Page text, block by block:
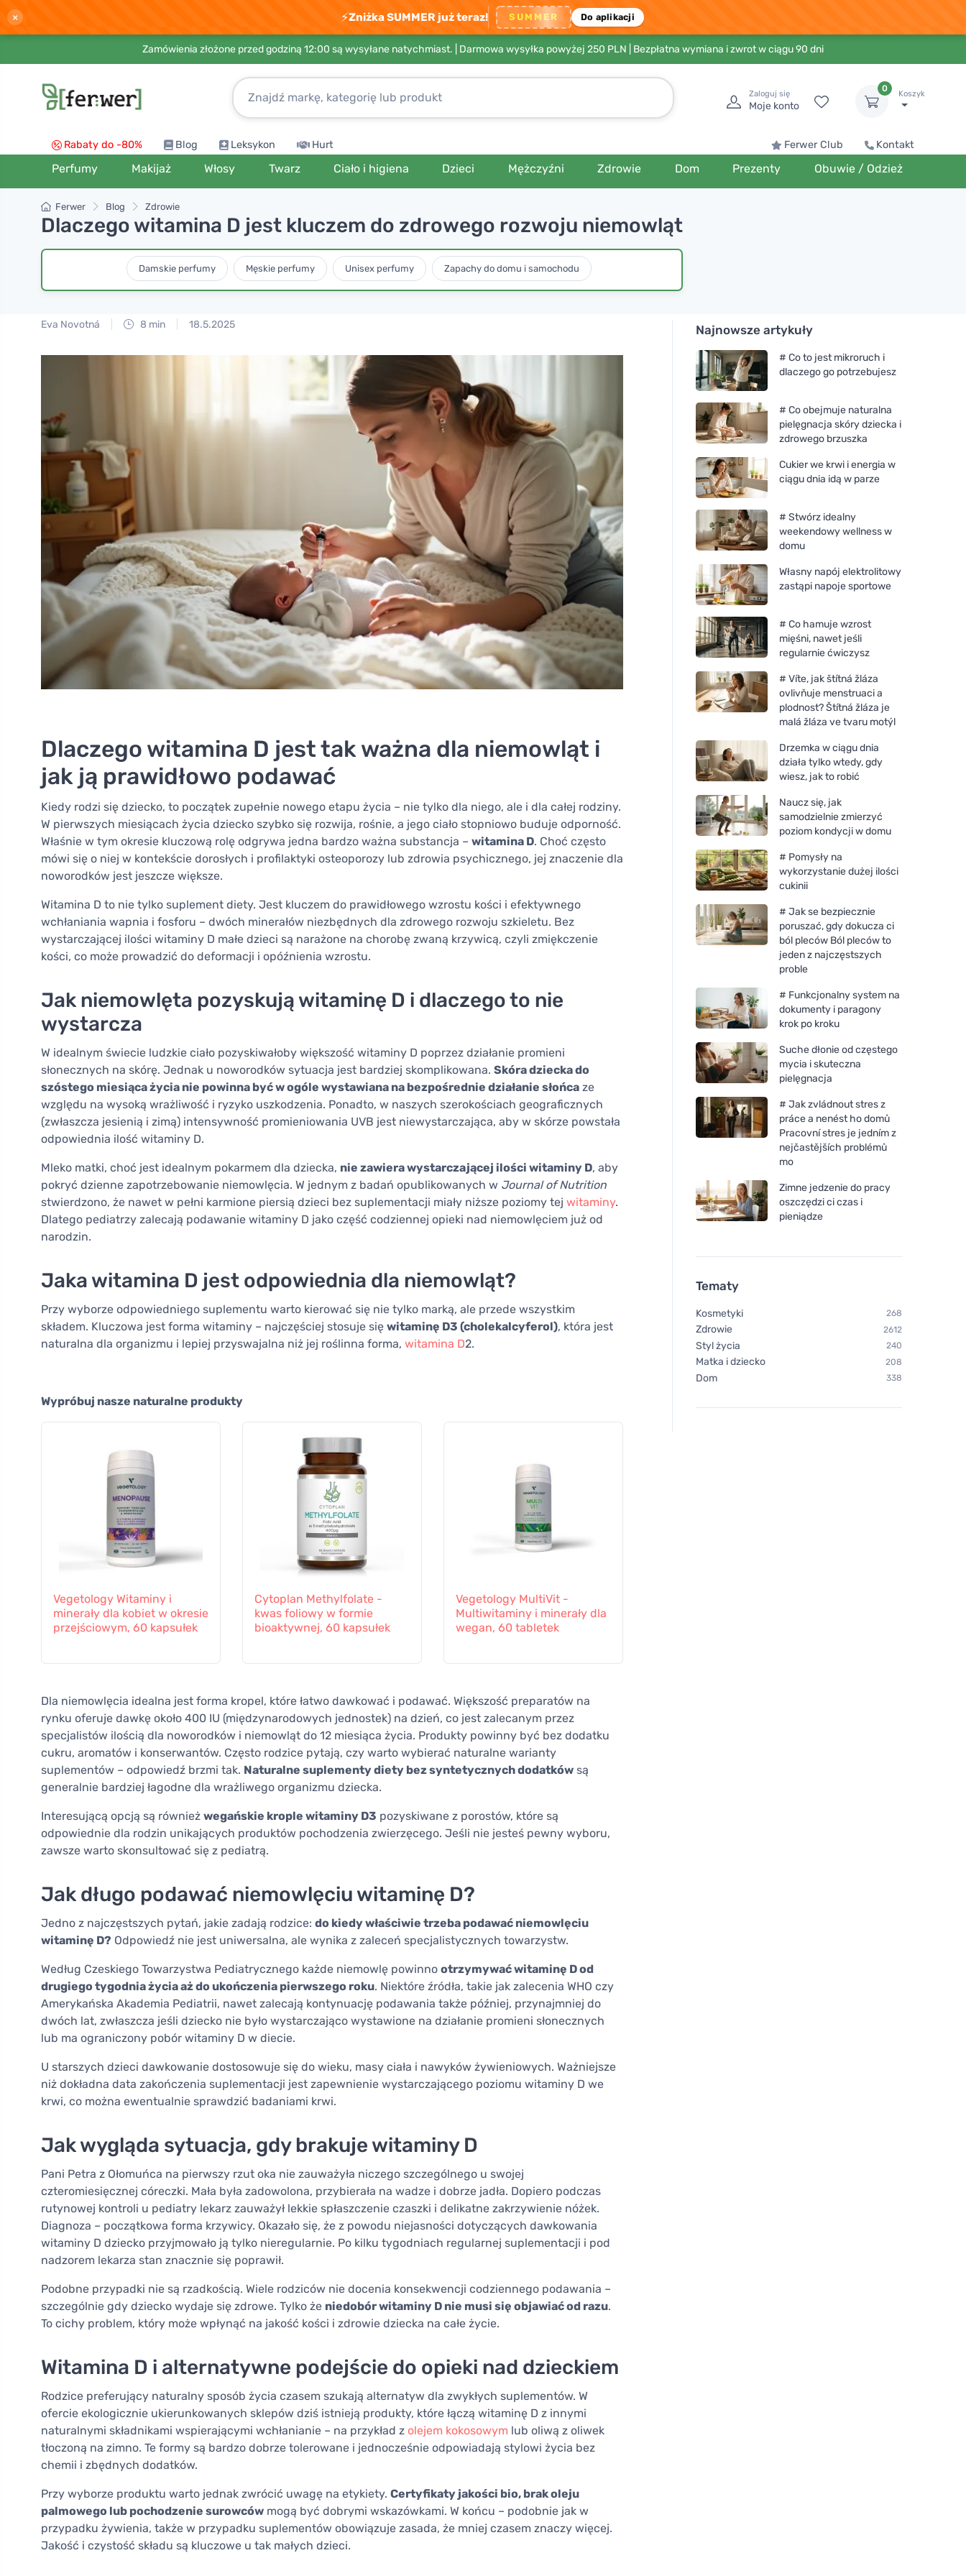
× ⚡Zniżka SUMMER już teraz! SUMMER Do aplikacji
Zamówienia złożone przed godziną 12:00 są wysyłane natychmiast. | Darmowa wysyłka powyżej 250 PLN | Bezpłatna wymiana i zwrot w ciągu 90 dni
Zaloguj się
Moje konto
0
Koszyk
Rabaty do -80% Blog Leksykon Hurt Ferwer Club Kontakt
Perfumy Makijaż Włosy Twarz Ciało i higiena Dzieci Mężczyźni Zdrowie Dom Prezenty Obuwie / Odzież
Ferwer Blog Zdrowie
Dlaczego witamina D jest kluczem do zdrowego rozwoju niemowląt
Damskie perfumy Męskie perfumy Unisex perfumy Zapachy do domu i samochodu
Eva Novotná 8 min 18.5.2025
Dlaczego witamina D jest tak ważna dla niemowląt i
jak ją prawidłowo podawać
Kiedy rodzi się dziecko, to początek zupełnie nowego etapu życia – nie tylko dla niego, ale i dla całej rodziny.
W pierwszych miesiącach życia dziecko szybko się rozwija, rośnie, a jego ciało stopniowo buduje odporność.
Właśnie w tym okresie kluczową rolę odgrywa jedna bardzo ważna substancja – witamina D. Choć często
mówi się o niej w kontekście dorosłych i profilaktyki osteoporozy lub zdrowia psychicznego, jej znaczenie dla
noworodków jest jeszcze większe.
Witamina D to nie tylko suplement diety. Jest kluczem do prawidłowego wzrostu kości i efektywnego
wchłaniania wapnia i fosforu – dwóch minerałów niezbędnych dla zdrowego rozwoju szkieletu. Bez
wystarczającej ilości witaminy D małe dzieci są narażone na chorobę zwaną krzywicą, czyli zmiękczenie
kości, co może prowadzić do deformacji i opóźnienia wzrostu.
Jak niemowlęta pozyskują witaminę D i dlaczego to nie
wystarcza
W idealnym świecie ludzkie ciało pozyskiwałoby większość witaminy D poprzez działanie promieni
słonecznych na skórę. Jednak u noworodków sytuacja jest bardziej skomplikowana. Skóra dziecka do
szóstego miesiąca życia nie powinna być w ogóle wystawiana na bezpośrednie działanie słońca ze
względu na wysoką wrażliwość i ryzyko uszkodzenia. Ponadto, w naszych szerokościach geograficznych
(zwłaszcza jesienią i zimą) intensywność promieniowania UVB jest niewystarczająca, aby w skórze powstała
odpowiednia ilość witaminy D.
Mleko matki, choć jest idealnym pokarmem dla dziecka, nie zawiera wystarczającej ilości witaminy D, aby
pokryć dzienne zapotrzebowanie niemowlęcia. W jednym z badań opublikowanych w Journal of Nutrition
stwierdzono, że nawet w pełni karmione piersią dzieci bez suplementacji miały niższe poziomy tej witaminy.
Dlatego pediatrzy zalecają podawanie witaminy D jako część codziennej opieki nad niemowlęciem już od
narodzin.
Jaka witamina D jest odpowiednia dla niemowląt?
Przy wyborze odpowiedniego suplementu warto kierować się nie tylko marką, ale przede wszystkim
składem. Kluczowa jest forma witaminy – najczęściej stosuje się witaminę D3 (cholekalcyferol), która jest
naturalna dla organizmu i lepiej przyswajalna niż jej roślinna forma, witamina D2.
Wypróbuj nasze naturalne produkty
Vegetology Witaminy i
minerały dla kobiet w okresie
przejściowym, 60 kapsułek
Cytoplan Methylfolate -
kwas foliowy w formie
bioaktywnej, 60 kapsułek
Vegetology MultiVit -
Multiwitaminy i minerały dla
wegan, 60 tabletek
Dla niemowlęcia idealna jest forma kropel, które łatwo dawkować i podawać. Większość preparatów na
rynku oferuje dawkę około 400 IU (międzynarodowych jednostek) na dzień, co jest zalecanym przez
specjalistów ilością dla noworodków i niemowląt do 12 miesiąca życia. Produkty powinny być bez dodatku
cukru, aromatów i konserwantów. Często rodzice pytają, czy warto wybierać naturalne warianty
suplementów – odpowiedź brzmi tak. Naturalne suplementy diety bez syntetycznych dodatków są
generalnie bardziej łagodne dla wrażliwego organizmu dziecka.
Interesującą opcją są również wegańskie krople witaminy D3 pozyskiwane z porostów, które są
odpowiednie dla rodzin unikających produktów pochodzenia zwierzęcego. Jeśli nie jesteś pewny wyboru,
zawsze warto skonsultować się z pediatrą.
Jak długo podawać niemowlęciu witaminę D?
Jedno z najczęstszych pytań, jakie zadają rodzice: do kiedy właściwie trzeba podawać niemowlęciu
witaminę D? Odpowiedź nie jest uniwersalna, ale wynika z zaleceń specjalistycznych towarzystw.
Według Czeskiego Towarzystwa Pediatrycznego każde niemowlę powinno otrzymywać witaminę D od
drugiego tygodnia życia aż do ukończenia pierwszego roku. Niektóre źródła, takie jak zalecenia WHO czy
Amerykańska Akademia Pediatrii, nawet zalecają kontynuację podawania także później, przynajmniej do
dwóch lat, zwłaszcza jeśli dziecko nie było wystarczająco wystawione na działanie promieni słonecznych
lub ma ograniczony pobór witaminy D w diecie.
U starszych dzieci dawkowanie dostosowuje się do wieku, masy ciała i nawyków żywieniowych. Ważniejsze
niż dokładna data zakończenia suplementacji jest zapewnienie wystarczającego poziomu witaminy D we
krwi, co można ewentualnie sprawdzić badaniami krwi.
Jak wygląda sytuacja, gdy brakuje witaminy D
Pani Petra z Ołomuńca na pierwszy rzut oka nie zauważyła niczego szczególnego u swojej
czteromiesięcznej córeczki. Mała była zadowolona, przybierała na wadze i dobrze jadła. Dopiero podczas
rutynowej kontroli u pediatry lekarz zauważył lekkie spłaszczenie czaszki i delikatne zakrzywienie nóżek.
Diagnoza – początkowa forma krzywicy. Okazało się, że z powodu niejasności dotyczących dawkowania
witaminy D dziecko przyjmowało ją tylko nieregularnie. Po kilku tygodniach regularnej suplementacji i pod
nadzorem lekarza stan znacznie się poprawił.
Podobne przypadki nie są rzadkością. Wiele rodziców nie docenia konsekwencji codziennego podawania –
szczególnie gdy dziecko wydaje się zdrowe. Tylko że niedobór witaminy D nie musi się objawiać od razu.
To cichy problem, który może wpłynąć na jakość kości i zdrowie dziecka na całe życie.
Witamina D i alternatywne podejście do opieki nad dzieckiem
Rodzice preferujący naturalny sposób życia czasem szukają alternatyw dla zwykłych suplementów. W
ofercie ekologicznie ukierunkowanych sklepów dziś istnieją produkty, które łączą witaminę D z innymi
naturalnymi składnikami wspierającymi wchłanianie – na przykład z olejem kokosowym lub oliwą z oliwek
tłoczoną na zimno. Te formy są bardzo dobrze tolerowane i jednocześnie odpowiadają stylowi życia bez
chemii i zbędnych dodatków.
Przy wyborze produktu warto jednak zwrócić uwagę na etykiety. Certyfikaty jakości bio, brak oleju
palmowego lub pochodzenie surowców mogą być dobrymi wskazówkami. W końcu – podobnie jak w
przypadku żywienia, także w przypadku suplementów obowiązuje zasada, że mniej czasem znaczy więcej.
Jakość i czystość składu są kluczowe u tak małych dzieci.
Najnowsze artykuły
# Co to jest mikroruch i
dlaczego go potrzebujesz
# Co obejmuje naturalna
pielęgnacja skóry dziecka i
zdrowego brzuszka
Cukier we krwi i energia w
ciągu dnia idą w parze
# Stwórz idealny
weekendowy wellness w
domu
Własny napój elektrolitowy
zastąpi napoje sportowe
# Co hamuje wzrost
mięśni, nawet jeśli
regularnie ćwiczysz
# Víte, jak štítná žláza
ovlivňuje menstruaci a
plodnost? Štítná žláza je
malá žláza ve tvaru motýl
Drzemka w ciągu dnia
działa tylko wtedy, gdy
wiesz, jak to robić
Naucz się, jak
samodzielnie zmierzyć
poziom kondycji w domu
# Pomysły na
wykorzystanie dużej ilości
cukinii
# Jak se bezpiecznie
poruszać, gdy dokucza ci
ból pleców Ból pleców to
jeden z najczęstszych
proble
# Funkcjonalny system na
dokumenty i paragony
krok po kroku
Suche dłonie od częstego
mycia i skuteczna
pielęgnacja
# Jak zvládnout stres z
práce a nenést ho domů
Pracovní stres je jedním z
nejčastějších problémů
mo
Zimne jedzenie do pracy
oszczędzi ci czas i
pieniądze
Tematy
Kosmetyki 268
Zdrowie 2612
Styl życia 240
Matka i dziecko 208
Dom 338